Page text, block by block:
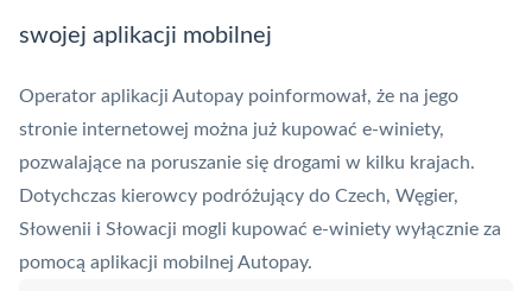
swojej aplikacji mobilnej
Operator aplikacji Autopay poinformował, że na jego
stronie internetowej można już kupować e-winiety,
pozwalające na poruszanie się drogami w kilku krajach.
Dotychczas kierowcy podróżujący do Czech, Węgier,
Słowenii i Słowacji mogli kupować e-winiety wyłącznie za
pomocą aplikacji mobilnej Autopay.